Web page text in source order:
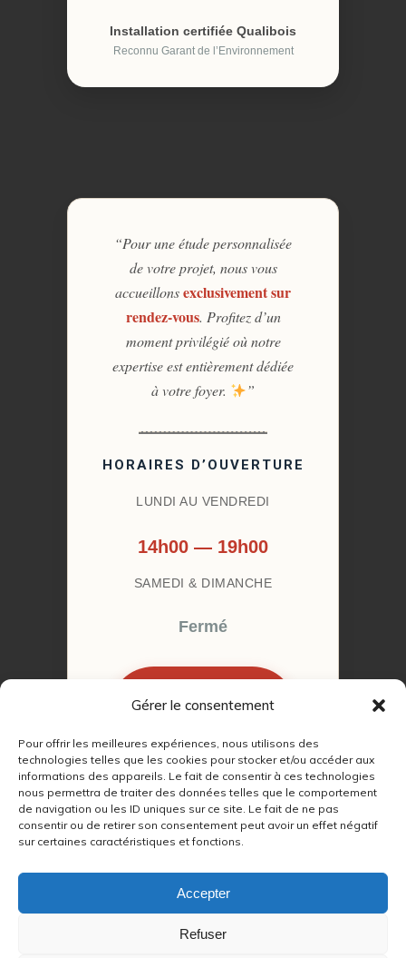
Gérer le consentement
Pour offrir les meilleures expériences, nous utilisons des
technologies telles que les cookies pour stocker et/ou accéder aux
informations des appareils. Le fait de consentir à ces technologies
nous permettra de traiter des données telles que le comportement
de navigation ou les ID uniques sur ce site. Le fait de ne pas
consentir ou de retirer son consentement peut avoir un effet négatif
sur certaines caractéristiques et fonctions.
Accepter
Refuser
Installation certifiée Qualibois
Reconnu Garant de l’Environnement
“Pour une étude personnalisée
de votre projet, nous vous
accueillonsexclusivement sur
rendez-vous. Profitez d’un
moment privilégié où notre
expertise est entièrement dédiée
à votre foyer.
”
HORAIRES D’OUVERTURE
LUNDI AU VENDREDI
14h00 — 19h00
SAMEDI & DIMANCHE
Fermé
RENDEZ-VOUS
© 2022 – 2026Autour du Feu 77
RGPD